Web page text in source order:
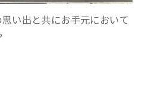
い出と共にお手元において